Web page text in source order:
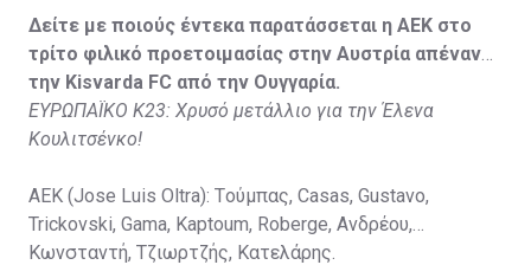
Στον πάγκο: Petkovic, Cipetic, Kovasic, Jovicic, Szeles,
Vida, Otvos, Lucas, Camas, Mesanovic.
Δείτε με ποιούς έντεκα παρατάσσεται η ΑΕΚ στο
τρίτο φιλικό προετοιμασίας στην Αυστρία απέναντι
την Kisvarda FC από την Ουγγαρία.
ΕΥΡΩΠΑΪΚΟ Κ23: Χρυσό μετάλλιο για την Έλενα
Κουλιτσένκο!
ΑΕΚ (Jose Luis Oltra): Tούμπας, Casas, Gustavo,
Trickovski, Gama, Κaptoum, Roberge, Aνδρέου,
Κωνσταντή, Τζιωρτζής, Κατελάρης.